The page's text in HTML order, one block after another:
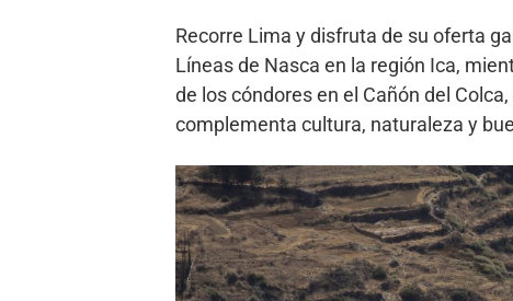
Recorre Lima y disfruta de su oferta
Líneas de Nasca en la región Ica,
de los cóndores en el Cañón del
complementa cultura, naturaleza y